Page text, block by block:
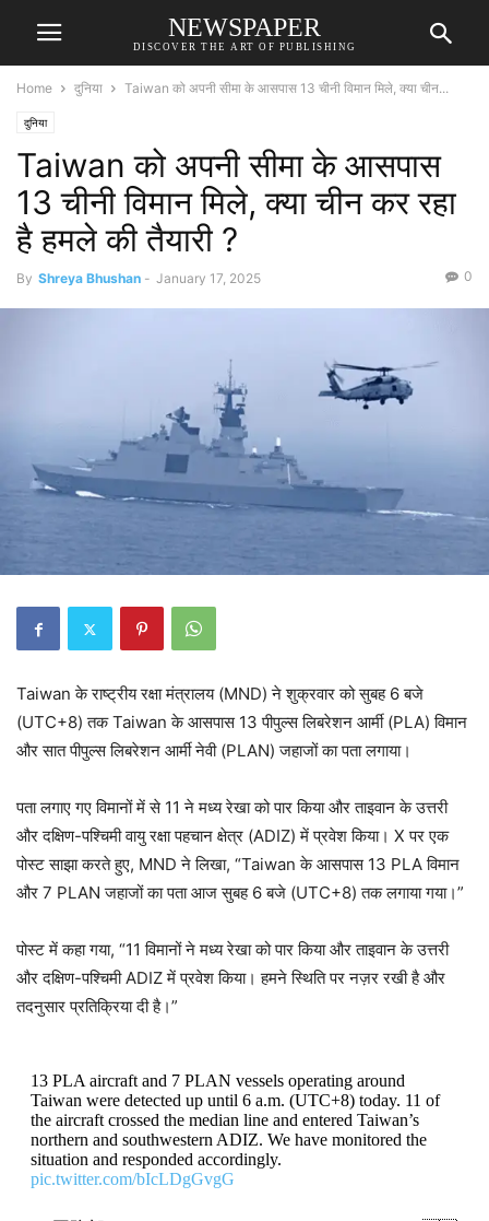
NEWSPAPER
DISCOVER THE ART OF PUBLISHING
Home दुनिया Taiwan को अपनी सीमा के आसपास 13 चीनी विमान मिले, क्या चीन...
दुनिया
Taiwan को अपनी सीमा के आसपास
13 चीनी विमान मिले, क्या चीन कर रहा
है हमले की तैयारी ?
By Shreya Bhushan - January 17, 2025 0
Taiwan के राष्ट्रीय रक्षा मंत्रालय (MND) ने शुक्रवार को सुबह 6 बजे
(UTC+8) तक Taiwan के आसपास 13 पीपुल्स लिबरेशन आर्मी (PLA) विमान
और सात पीपुल्स लिबरेशन आर्मी नेवी (PLAN) जहाजों का पता लगाया।
पता लगाए गए विमानों में से 11 ने मध्य रेखा को पार किया और ताइवान के उत्तरी
और दक्षिण-पश्चिमी वायु रक्षा पहचान क्षेत्र (ADIZ) में प्रवेश किया। X पर एक
पोस्ट साझा करते हुए, MND ने लिखा, “Taiwan के आसपास 13 PLA विमान
और 7 PLAN जहाजों का पता आज सुबह 6 बजे (UTC+8) तक लगाया गया।”
पोस्ट में कहा गया, “11 विमानों ने मध्य रेखा को पार किया और ताइवान के उत्तरी
और दक्षिण-पश्चिमी ADIZ में प्रवेश किया। हमने स्थिति पर नज़र रखी है और
तदनुसार प्रतिक्रिया दी है।”
13 PLA aircraft and 7 PLAN vessels operating around
Taiwan were detected up until 6 a.m. (UTC+8) today. 11 of
the aircraft crossed the median line and entered Taiwan’s
northern and southwestern ADIZ. We have monitored the
situation and responded accordingly.
pic.twitter.com/bIcLDgGvgG